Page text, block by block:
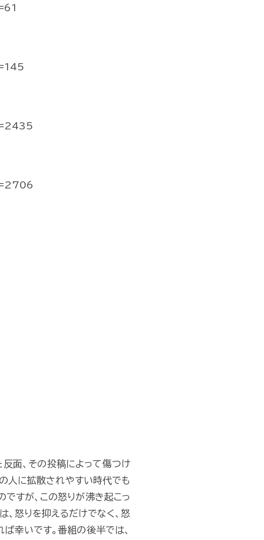
面、その投稿によって傷つけ
人に拡散されやすい時代でも
すが、この怒りが沸き起こっ
、怒りを抑えるだけでなく、怒
幸いです。番組の後半では、